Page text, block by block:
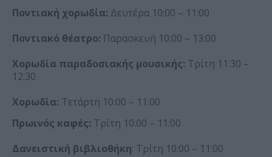
Ποντιακή χορωδία: Δευτέρα 10:00 – 11:00
Ποντιακό θέατρο: Παρασκευή 10:00 – 13:00
Χορωδία παραδοσιακής μουσικής: Τρίτη 11:30 –
12:30
Χορωδία: Τετάρτη 10:00 – 11:00
Πρωινός καφές: Τρίτη 10:00 – 11:00
Δανειστική βιβλιοθήκη: Τρίτη 10:00 – 11:00